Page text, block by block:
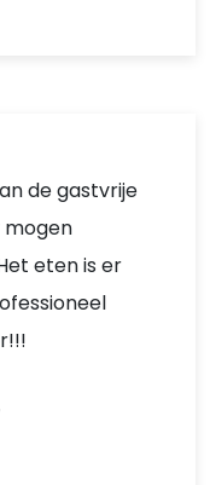
de gastvrije
mogen
eten is er